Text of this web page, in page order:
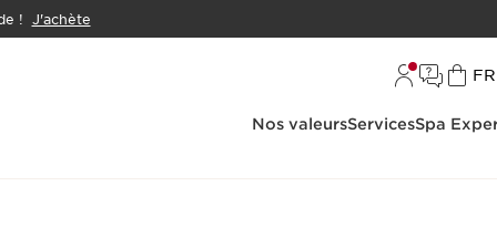
! J'achète
FR
Nos valeursServicesSpa